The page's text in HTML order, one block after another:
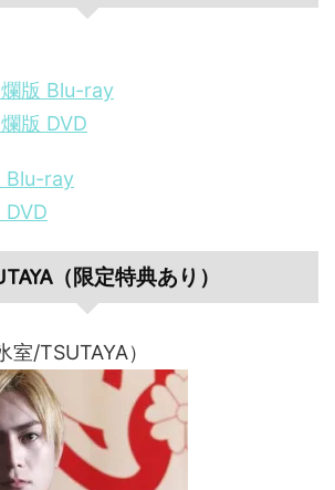
版 Blu-ray
版 DVD
Blu-ray
DVD
（限定特典あり）
/TSUTAYA）